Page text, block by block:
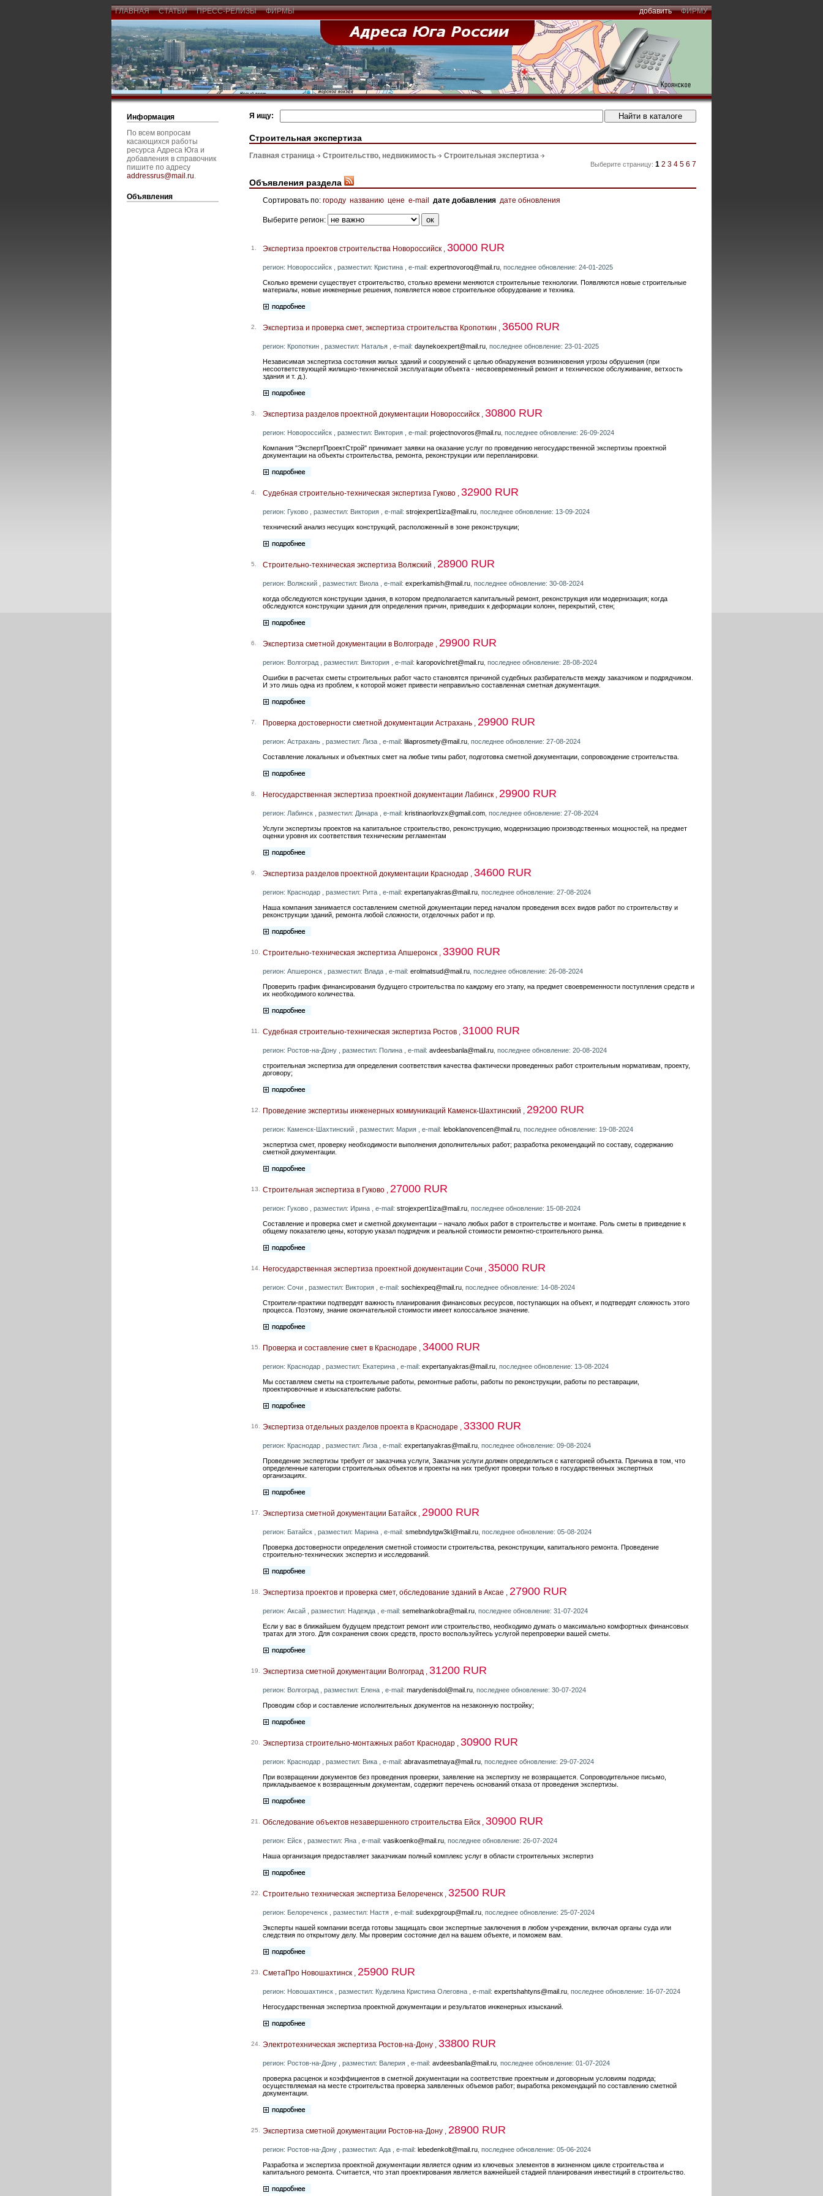
ГЛАВНАЯ СТАТЬИ ПРЕСС-РЕЛИЗЫ ФИРМЫ добавить ФИРМУ
Информация
По всем вопросам
касающихся работы
ресурса Адреса Юга и
добавления в справочник
пишите по адресу
addressrus@mail.ru.
Объявления
Я ищу:
Строительная экспертиза
Главная страница Строительство, недвижимость Строительная экспертиза
Выберите страницу: 1 2 3 4 5 6 7
Объявления раздела
Сортировать по: городу названию цене e-mail дате добавления дате обновления
Выберите регион:
1. Экспертиза проектов строительства Новороссийск , 30000 RUR
регион: Новороссийск , разместил: Кристина , e-mail: expertnovoroq@mail.ru , последнее обновление: 24-01-2025
Сколько времени существует строительство, столько времени меняются строительные технологии. Появляются новые строительные
материалы, новые инженерные решения, появляется новое строительное оборудование и техника.
2. Экспертиза и проверка смет, экспертиза строительства Кропоткин , 36500 RUR
регион: Кропоткин , разместил: Наталья , e-mail: daynekoexpert@mail.ru , последнее обновление: 23-01-2025
Независимая экспертиза состояния жилых зданий и сооружений с целью обнаружения возникновения угрозы обрушения (при
несоответствующей жилищно-технической эксплуатации объекта - несвоевременный ремонт и техническое обслуживание, ветхость
здания и т. д.).
3. Экспертиза разделов проектной документации Новороссийск , 30800 RUR
регион: Новороссийск , разместил: Виктория , e-mail: projectnovoros@mail.ru , последнее обновление: 26-09-2024
Компания "ЭкспертПроектСтрой" принимает заявки на оказание услуг по проведению негосударственной экспертизы проектной
документации на объекты строительства, ремонта, реконструкции или перепланировки.
4. Судебная строительно-техническая экспертиза Гуково , 32900 RUR
регион: Гуково , разместил: Виктория , e-mail: strojexpert1iza@mail.ru , последнее обновление: 13-09-2024
технический анализ несущих конструкций, расположенный в зоне реконструкции;
5. Строительно-техническая экспертиза Волжский , 28900 RUR
регион: Волжский , разместил: Виола , e-mail: experkamish@mail.ru , последнее обновление: 30-08-2024
когда обследуются конструкции здания, в котором предполагается капитальный ремонт, реконструкция или модернизация; когда
обследуются конструкции здания для определения причин, приведших к деформации колонн, перекрытий, стен;
6. Экспертиза сметной документации в Волгограде , 29900 RUR
регион: Волгоград , разместил: Виктория , e-mail: karopovichret@mail.ru , последнее обновление: 28-08-2024
Ошибки в расчетах сметы строительных работ часто становятся причиной судебных разбирательств между заказчиком и подрядчиком.
И это лишь одна из проблем, к которой может привести неправильно составленная сметная документация.
7. Проверка достоверности сметной документации Астрахань , 29900 RUR
регион: Астрахань , разместил: Лиза , e-mail: liliaprosmety@mail.ru , последнее обновление: 27-08-2024
Составление локальных и объектных смет на любые типы работ, подготовка сметной документации, сопровождение строительства.
8. Негосударственная экспертиза проектной документации Лабинск , 29900 RUR
регион: Лабинск , разместил: Динара , e-mail: kristinaorlovzx@gmail.com , последнее обновление: 27-08-2024
Услуги экспертизы проектов на капитальное строительство, реконструкцию, модернизацию производственных мощностей, на предмет
оценки уровня их соответствия техническим регламентам
9. Экспертиза разделов проектной документации Краснодар , 34600 RUR
регион: Краснодар , разместил: Рита , e-mail: expertanyakras@mail.ru , последнее обновление: 27-08-2024
Наша компания занимается составлением сметной документации перед началом проведения всех видов работ по строительству и
реконструкции зданий, ремонта любой сложности, отделочных работ и пр.
10. Строительно-техническая экспертиза Апшеронск , 33900 RUR
регион: Апшеронск , разместил: Влада , e-mail: erolmatsud@mail.ru , последнее обновление: 26-08-2024
Проверить график финансирования будущего строительства по каждому его этапу, на предмет своевременности поступления средств и
их необходимого количества.
11. Судебная строительно-техническая экспертиза Ростов , 31000 RUR
регион: Ростов-на-Дону , разместил: Полина , e-mail: avdeesbanla@mail.ru , последнее обновление: 20-08-2024
строительная экспертиза для определения соответствия качества фактически проведенных работ строительным нормативам, проекту,
договору;
12. Проведение экспертизы инженерных коммуникаций Каменск-Шахтинский , 29200 RUR
регион: Каменск-Шахтинский , разместил: Мария , e-mail: leboklanovencen@mail.ru , последнее обновление: 19-08-2024
экспертиза смет, проверку необходимости выполнения дополнительных работ; разработка рекомендаций по составу, содержанию
сметной документации.
13. Строительная экспертиза в Гуково , 27000 RUR
регион: Гуково , разместил: Ирина , e-mail: strojexpert1iza@mail.ru , последнее обновление: 15-08-2024
Составление и проверка смет и сметной документации – начало любых работ в строительстве и монтаже. Роль сметы в приведение к
общему показателю цены, которую указал подрядчик и реальной стоимости ремонтно-строительного рынка.
14. Негосударственная экспертиза проектной документации Сочи , 35000 RUR
регион: Сочи , разместил: Виктория , e-mail: sochiexpeq@mail.ru , последнее обновление: 14-08-2024
Строители-практики подтвердят важность планирования финансовых ресурсов, поступающих на объект, и подтвердят сложность этого
процесса. Поэтому, знание окончательной стоимости имеет колоссальное значение.
15. Проверка и составление смет в Краснодаре , 34000 RUR
регион: Краснодар , разместил: Екатерина , e-mail: expertanyakras@mail.ru , последнее обновление: 13-08-2024
Мы составляем сметы на строительные работы, ремонтные работы, работы по реконструкции, работы по реставрации,
проектировочные и изыскательские работы.
16. Экспертиза отдельных разделов проекта в Краснодаре , 33300 RUR
регион: Краснодар , разместил: Лиза , e-mail: expertanyakras@mail.ru , последнее обновление: 09-08-2024
Проведение экспертизы требует от заказчика услуги, Заказчик услуги должен определиться с категорией объекта. Причина в том, что
определенные категории строительных объектов и проекты на них требуют проверки только в государственных экспертных
организациях.
17. Экспертиза сметной документации Батайск , 29000 RUR
регион: Батайск , разместил: Марина , e-mail: smebndytgw3kl@mail.ru , последнее обновление: 05-08-2024
Проверка достоверности определения сметной стоимости строительства, реконструкции, капитального ремонта. Проведение
строительно-технических экспертиз и исследований.
18. Экспертиза проектов и проверка смет, обследование зданий в Аксае , 27900 RUR
регион: Аксай , разместил: Надежда , e-mail: semelnankobra@mail.ru , последнее обновление: 31-07-2024
Если у вас в ближайшем будущем предстоит ремонт или строительство, необходимо думать о максимально комфортных финансовых
тратах для этого. Для сохранения своих средств, просто воспользуйтесь услугой перепроверки вашей сметы.
19. Экспертиза сметной документации Волгоград , 31200 RUR
регион: Волгоград , разместил: Елена , e-mail: marydenisdol@mail.ru , последнее обновление: 30-07-2024
Проводим сбор и составление исполнительных документов на незаконную постройку;
20. Экспертиза строительно-монтажных работ Краснодар , 30900 RUR
регион: Краснодар , разместил: Вика , e-mail: abravasmetnaya@mail.ru , последнее обновление: 29-07-2024
При возвращении документов без проведения проверки, заявление на экспертизу не возвращается. Сопроводительное письмо,
прикладываемое к возвращенным документам, содержит перечень оснований отказа от проведения экспертизы.
21. Обследование объектов незавершенного строительства Ейск , 30900 RUR
регион: Ейск , разместил: Яна , e-mail: vasikoenko@mail.ru , последнее обновление: 26-07-2024
Наша организация предоставляет заказчикам полный комплекс услуг в области строительных экспертиз
22. Строительно техническая экспертиза Белореченск , 32500 RUR
регион: Белореченск , разместил: Настя , e-mail: sudexpgroup@mail.ru , последнее обновление: 25-07-2024
Эксперты нашей компании всегда готовы защищать свои экспертные заключения в любом учреждении, включая органы суда или
следствия по открытому делу. Мы проверим состояние дел на вашем объекте, и поможем вам.
23. СметаПро Новошахтинск , 25900 RUR
регион: Новошахтинск , разместил: Куделина Кристина Олеговна , e-mail: expertshahtyns@mail.ru , последнее обновление: 16-07-2024
Негосударственная экспертиза проектной документации и результатов инженерных изысканий.
24. Электротехническая экспертиза Ростов-на-Дону , 33800 RUR
регион: Ростов-на-Дону , разместил: Валерия , e-mail: avdeesbanla@mail.ru , последнее обновление: 01-07-2024
проверка расценок и коэффициентов в сметной документации на соответствие проектным и договорным условиям подряда;
осуществляемая на месте строительства проверка заявленных объемов работ; выработка рекомендаций по составлению сметной
документации.
25. Экспертиза сметной документации Ростов-на-Дону , 28900 RUR
регион: Ростов-на-Дону , разместил: Ада , e-mail: lebedenkolt@mail.ru , последнее обновление: 05-06-2024
Разработка и экспертиза проектной документации является одним из ключевых элементов в жизненном цикле строительства и
капитального ремонта. Считается, что этап проектирования является важнейшей стадией планирования инвестиций в строительство.